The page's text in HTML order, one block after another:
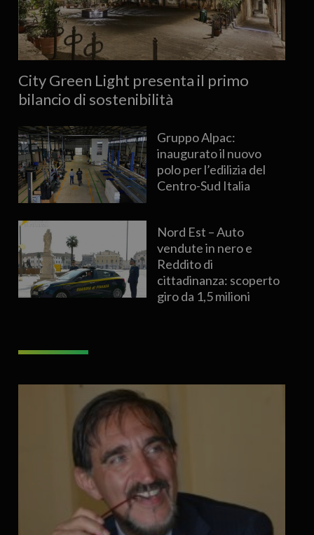
City Green Light presenta il primo
bilancio di sostenibilità
Gruppo Alpac:
inaugurato il nuovo
polo per l’edilizia del
Centro-Sud Italia
Nord Est – Auto
vendute in nero e
Reddito di
cittadinanza: scoperto
giro da 1,5 milioni